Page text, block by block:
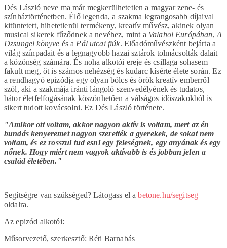
Dés László neve ma már megkerülhetetlen a magyar zene- és
színháztörténetben. Élő legenda, a szakma legrangosabb díjaival
kitüntetett, hihetetlenül termékeny, kreatív művész, akinek olyan
musical sikerek fűződnek a nevéhez, mint a Valahol Európában, A
Dzsungel könyve és a Pál utcai fiúk. Előadóművészként bejárta a
világ színpadait és a legnagyobb hazai sztárok tolmácsolták dalait
a közönség számára. És noha alkotói ereje és csillaga sohasem
fakult meg, őt is számos nehézség és kudarc kísérte élete során. Ez
a rendhagyó epizódja egy olyan bölcs és örök kreatív emberről
szól, aki a szakmája iránti lángoló szenvedélyének és tudatos,
bátor életfelfogásának köszönhetően a válságos időszakokból is
sikert tudott kovácsolni. Ez Dés László története.
"Amikor ott voltam, akkor nagyon aktív is voltam, mert az én
bundás kenyeremet nagyon szerették a gyerekek, de sokat nem
voltam, és ez rosszul tud esni egy feleségnek, egy anyának és egy
nőnek. Hogy miért nem vagyok aktívabb is és jobban jelen a
család életében."
Segítségre van szükséged? Látogass el abetone.hu/segitseg
oldalra.
Az epizód alkotói:
Műsorvezető, szerkesztő: Réti Barnabás